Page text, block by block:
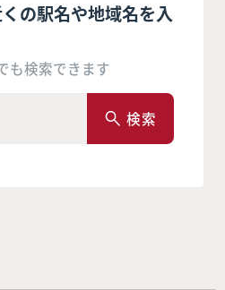
の駅名や地域名を入
も検索できます
検索